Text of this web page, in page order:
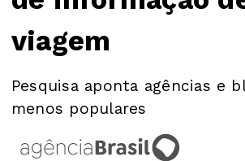
viagem
Pesquisa aponta agências e
menos populares